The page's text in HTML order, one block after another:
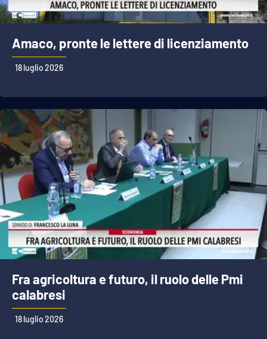
Amaco, pronte le lettere di licenziamento
18 luglio 2026
Fra agricoltura e futuro, il ruolo delle Pmi
calabresi
18 luglio 2026